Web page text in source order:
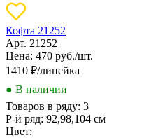
Кофта 21252
Арт. 21252
Цена: 470 руб./шт.
1410 ₽/линейка
● В наличии
Товаров в ряду: 3
Р-й ряд: 92,98,104 см
Цвет: